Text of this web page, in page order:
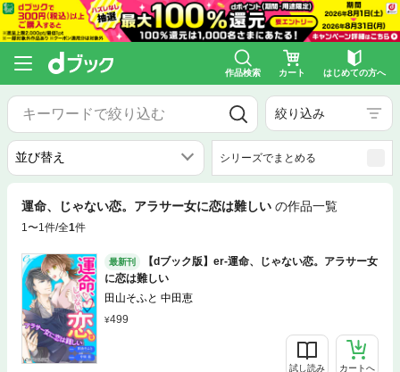
作品検索 カート はじめての方へ
絞り込み
シリーズでまとめる
運命、じゃない恋。アラサー女に恋は難しい の作品一覧
1〜1件/全1件
最新刊
【dブック版】er-運命、じゃない恋。アラサー女
に恋は難しい
田山そふと 中田恵
499
試し読み カートへ